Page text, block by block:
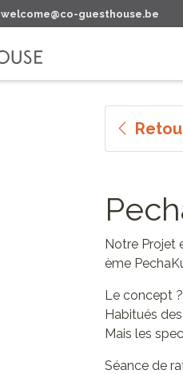
welcome@co-guesthouse.be
Notre Projet
ème
Le concept
Habitués
Mais les
Séance de